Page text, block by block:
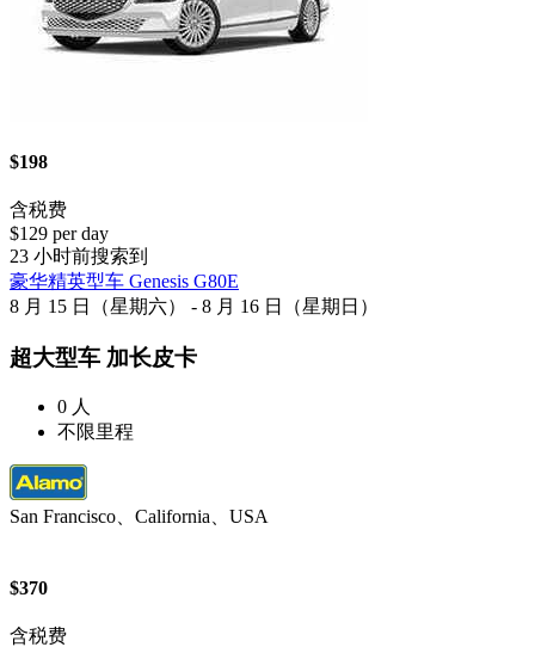
$198
含税费
$129 per day
23 小时前搜索到
豪华精英型车 Genesis G80E
8 月 15 日（星期六） - 8 月 16 日（星期日）
超大型车 加长皮卡
0 人
不限里程
San Francisco、California、USA
$370
含税费